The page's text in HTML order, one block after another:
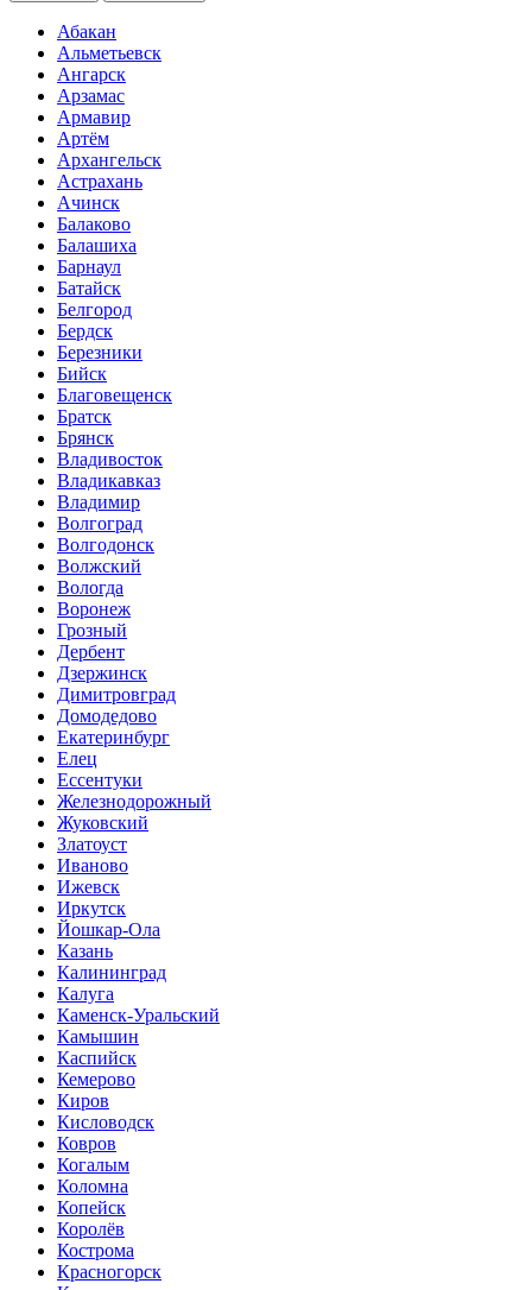
Абакан
Альметьевск
Ангарск
Арзамас
Армавир
Артём
Архангельск
Астрахань
Ачинск
Балаково
Балашиха
Барнаул
Батайск
Белгород
Бердск
Березники
Бийск
Благовещенск
Братск
Брянск
Владивосток
Владикавказ
Владимир
Волгоград
Волгодонск
Волжский
Вологда
Воронеж
Грозный
Дербент
Дзержинск
Димитровград
Домодедово
Екатеринбург
Елец
Ессентуки
Железнодорожный
Жуковский
Златоуст
Иваново
Ижевск
Иркутск
Йошкар-Ола
Казань
Калининград
Калуга
Каменск-Уральский
Камышин
Каспийск
Кемерово
Киров
Кисловодск
Ковров
Когалым
Коломна
Копейск
Королёв
Кострома
Красногорск